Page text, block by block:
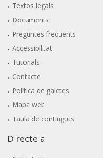
Textos legals
Documents
Preguntes freqüents
Accessibilitat
Tutorials
Contacte
Política de galetes
Mapa web
Taula de continguts
Directe a